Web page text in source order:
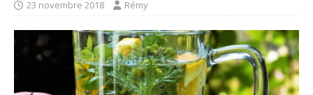
23 novembre 2018 Rémy